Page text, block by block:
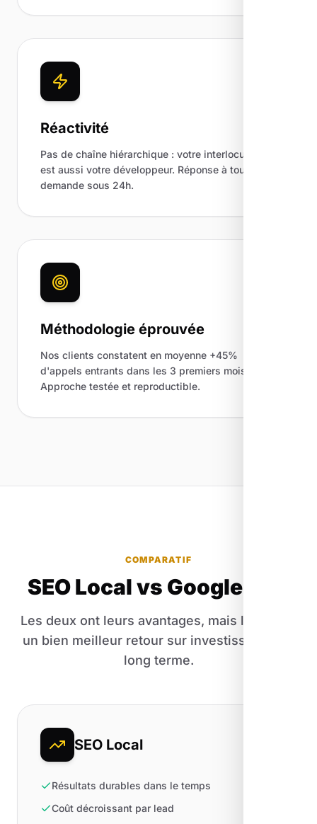
Réactivité
Pas de chaîne hiérarchique : votre interlocuteur
est aussi votre développeur. Réponse à toute
demande sous 24h.
Méthodologie éprouvée
Nos clients constatent en moyenne +45%
d'appels entrants dans les 3 premiers mois.
Approche testée et reproductible.
COMPARATIF
SEO Local vs Google Ads
Les deux ont leurs avantages, mais l'un offre
un bien meilleur retour sur investissement à
long terme.
SEO Local
Résultats durables dans le temps
Coût décroissant par lead